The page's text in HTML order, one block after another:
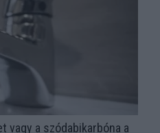
vagy a szódabikarbóna a